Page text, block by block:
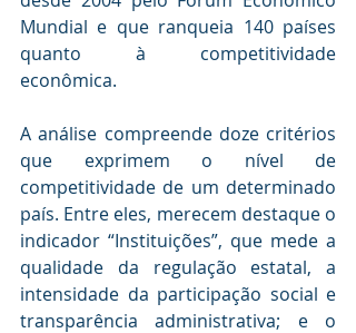
Mundial e que ranqueia 140 países
quanto à competitividade
econômica.
A análise compreende doze critérios
que exprimem o nível de
competitividade de um determinado
país. Entre eles, merecem destaque o
indicador “Instituições”, que mede a
qualidade da regulação estatal, a
intensidade da participação social e
transparência administrativa; e o